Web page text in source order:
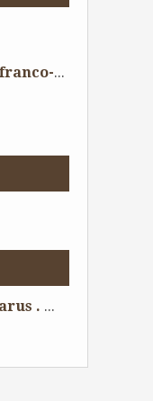
Cours de BD manga, comics, franco-belge à Saint andre de cubzac pour ados
Légionnaire un peu death , Varus . 😁 Dessin pour tattoo . #legion #tattoolife #tattoist #tattoo #tattooing #tattoos #tatouage #tatouages #ink #skull #tatoueur #artwork #dessin #boytattoo #tattooart #tattooartist #illustration #bordeauxmaville #bordeaux #dessin #amazingink #chesttattoo #tattooftheday #sleevetattoo #illustrator #romanempire #skeleton #draw #crane #legionnaire @Bordeaux, France